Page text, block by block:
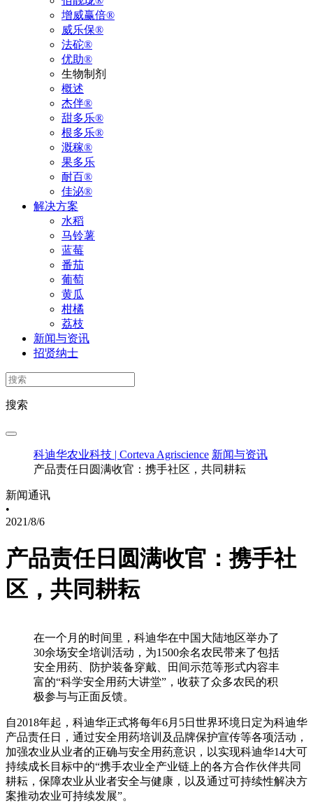
增威赢倍®
威乐保®
法砣®
优助®
生物制剂
概述
杰伴®
甜多乐®
根多乐®
溉稼®
果多乐
耐百®
佳泌®
解决方案
水稻
马铃薯
蓝莓
番茄
葡萄
黄瓜
柑橘
荔枝
新闻与资讯
招贤纳士
搜索
科迪华农业科技 | Corteva Agriscience 新闻与资讯
产品责任日圆满收官：携手社区，共同耕耘
新闻通讯
•
2021/8/6
产品责任日圆满收官：携手社
区，共同耕耘
在一个月的时间里，科迪华在中国大陆地区举办了
30余场安全培训活动，为1500余名农民带来了包括
安全用药、防护装备穿戴、田间示范等形式内容丰
富的“科学安全用药大讲堂”，收获了众多农民的积
极参与与正面反馈。
自2018年起，科迪华正式将每年6月5日世界环境日定为科迪华
产品责任日，通过安全用药培训及品牌保护宣传等各项活动，
加强农业从业者的正确与安全用药意识，以实现科迪华14大可
持续成长目标中的“携手农业全产业链上的各方合作伙伴共同
耕耘，保障农业从业者安全与健康，以及通过可持续性解决方
案推动农业可持续发展”。